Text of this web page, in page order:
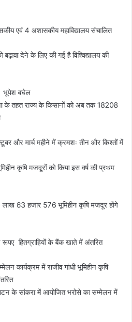
एवं 4 अशासकीय महाविद्यालय संचालित
बढ़ावा देने के लिए की गई है विश्विद्यालय की
भूपेश बघेल
के तहत राज्य के किसानों को अब तक 18208
और मार्च महीने में क्रमशः तीन और किश्तों में
कृषि मजदूरों को किया इस वर्ष की प्रथम
लाख 63 हजार 576 भूमिहीन कृषि मजदूर होंगे
हितग्राहियों के बैंक खाते में अंतरित
कार्यक्रम में राजीव गांधी भूमिहीन कृषि
के सांकरा में आयोजित भरोसे का सम्मेलन में